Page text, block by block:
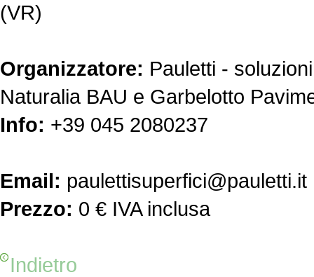
(VR)
Organizzatore: Pauletti -
Naturalia BAU e Garbelotto
Info: +39 045 2080237
Email: paulettisuperfici@pauletti.it
Prezzo: 0 € IVA inclusa
Indietro